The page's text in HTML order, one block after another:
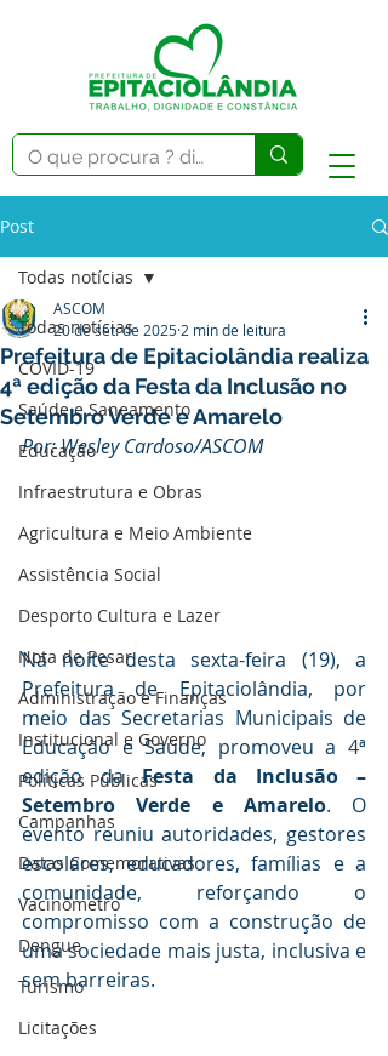
Post
Todas notícias
COVID-19
Saúde e Saneamento
Educação
Infraestrutura e Obras
Agricultura e Meio Ambiente
Assistência Social
Desporto Cultura e Lazer
Nota de Pesar
Administração e Finanças
Institucional e Governo
Políticas Públicas
Campanhas
Datas Comemorativas
Vacinômetro
Dengue
Turismo
Licitações
Todas notícias
Prefeitura de Epitaciolândia realiza
4ª edição da Festa da Inclusão no
Setembro Verde e Amarelo
ASCOM
20 de set. de 2025 2 min de leitura
Por: Wesley Cardoso/ASCOM
Na noite desta sexta-feira (19), a
Prefeitura de Epitaciolândia, por
meio das Secretarias Municipais de
Educação e Saúde, promoveu a 4ª
edição da Festa da Inclusão –
Setembro Verde e Amarelo. O
evento reuniu autoridades, gestores
escolares, educadores, famílias e a
comunidade, reforçando o
compromisso com a construção de
uma sociedade mais justa, inclusiva e
sem barreiras.